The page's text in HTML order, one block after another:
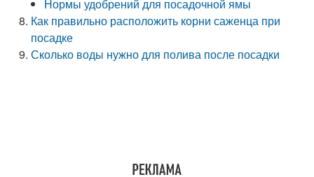
Нормы удобрений для посадочной ямы
Как правильно расположить корни саженца при
посадке
Сколько воды нужно для полива после посадки